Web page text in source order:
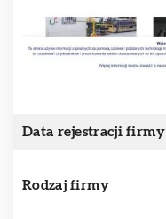
Data rejestracji firmy
Rodzaj firmy